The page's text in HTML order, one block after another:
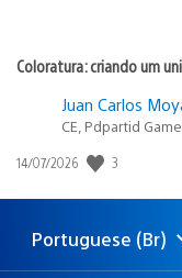
Coloratura: criando um
Juan Carlos
CE, Pdpartid
Data
publicação:
14/07/2026 3
Selecione
uma
Região
atual:
Portuguese (Br)